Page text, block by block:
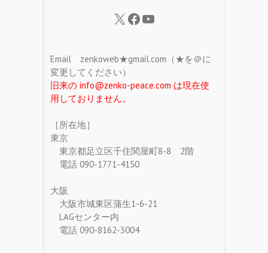
Email zenkoweb★gmail.com（★を＠に
変更してください）
旧来の info@zenko-peace.com は現在使
用しておりません。
［所在地］
東京
東京都足立区千住関屋町8-8 2階
電話 090-1771-4150
大阪
大阪市城東区蒲生1-6-21
LAGセンター内
電話 090-8162-3004